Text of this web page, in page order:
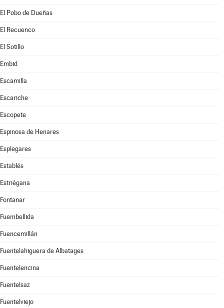
El Pobo de Dueñas
El Recuenco
El Sotillo
Embid
Escamilla
Escariche
Escopete
Espinosa de Henares
Esplegares
Establés
Estriégana
Fontanar
Fuembellida
Fuencemillán
Fuentelahiguera de Albatages
Fuentelencina
Fuentelsaz
Fuentelviejo